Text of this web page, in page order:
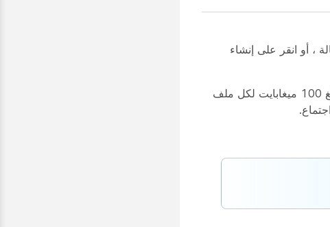
، أو انقر على إنشاء
يمكنك إعادة توجيه الرسائل التي تحتوي على محتوى ، بما في ذلك الملفات وملفات GIF والصور. يوجد حد للحجم يبلغ 100 ميغابايت لكل ملف